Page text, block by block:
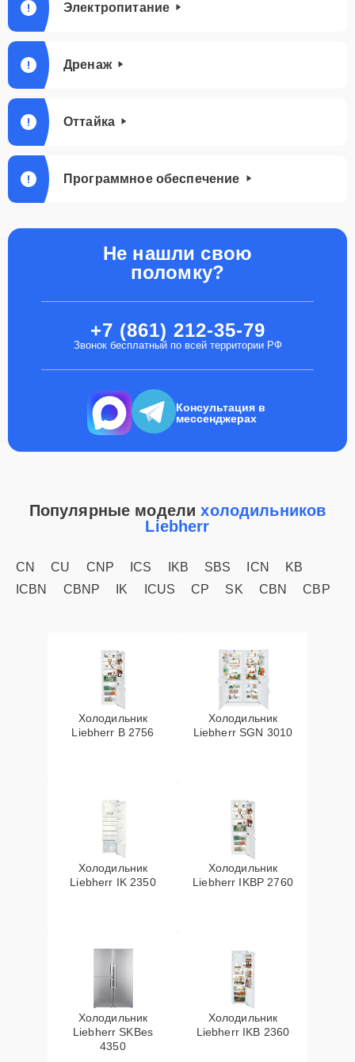
Электропитание
Дренаж
Оттайка
Программное обеспечение
Не нашли свою
поломку?
+7 (861) 212-35-79
Звонок бесплатный по всей территории РФ
Консультация в
мессенджерах
Популярные моделихолодильников
Liebherr
CN CU CNP ICS IKB SBS ICN
KB
ICBN
CBNP IK ICUS CP SK CBN CBP
Холодильник
Liebherr B 2756
Холодильник
Liebherr SGN 3010
Холодильник
Liebherr IK 2350
Холодильник
Liebherr IKBP 2760
Холодильник
Liebherr SKBes
4350
Холодильник
Liebherr IKB 2360